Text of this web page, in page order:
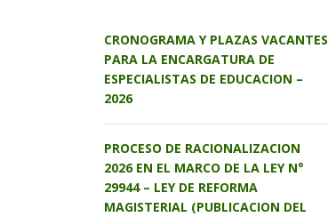
CRONOGRAMA Y PLAZAS VACANTES
PARA LA ENCARGATURA DE
ESPECIALISTAS DE EDUCACION –
2026
PROCESO DE RACIONALIZACION
2026 EN EL MARCO DE LA LEY N°
29944 – LEY DE REFORMA
MAGISTERIAL (PUBLICACION DEL